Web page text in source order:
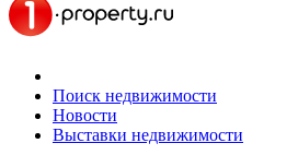
Поиск недвижимости
Новости
Выставки недвижимости